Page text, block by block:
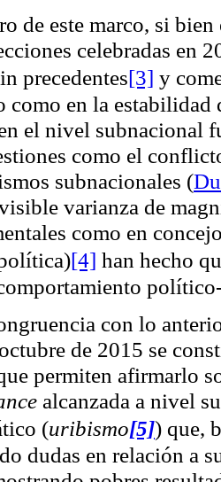
de este marco, si
celebradas en
precedentes[3] y
como en la estabilidad
el nivel subnacional
como el
subnacionales (
varianza de
como en
[4] han hecho
con lo
de 2015 se
permiten afirmarlo
alcanzada a nivel
(uribismo[5]) que,
dudas en relación a